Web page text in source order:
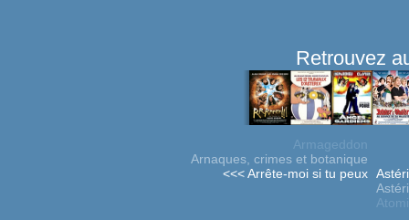
Retrouvez
Armageddon
Arnaques, crimes et botanique
<<< Arrête-moi si tu peux